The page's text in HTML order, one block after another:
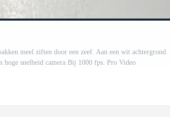
meel ziften door een zeef. Aan een wit achtergrond.
hoge snelheid camera Bij 1000 fps. Pro Video